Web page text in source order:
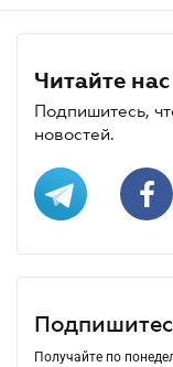
Читайте
Подпишитесь,
новостей.
Получайте по